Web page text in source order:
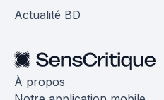
Actualité BD
À propos